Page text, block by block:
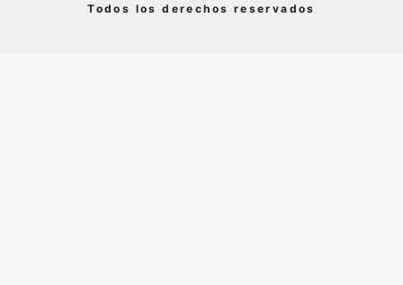
Todos los derechos reservados